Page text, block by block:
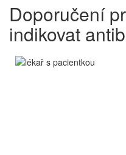
Doporučení
indikovat